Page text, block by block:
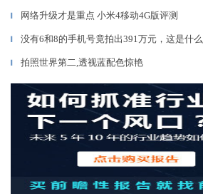
▎ 网络升级才是重点 小米4移动4G版评测
▎ 没有6和8的手机号竟拍出391万元，这是什么
▎ 拍照世界第二,透视蓝配色惊艳